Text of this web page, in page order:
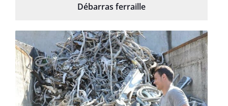
Débarras ferraille